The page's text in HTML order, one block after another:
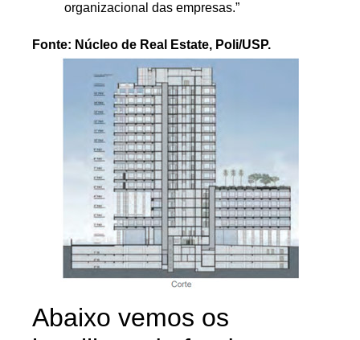
organizacional das empresas.”
Fonte: Núcleo de Real Estate, Poli/USP.
Abaixo vemos os